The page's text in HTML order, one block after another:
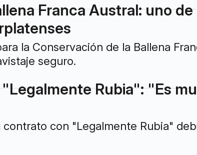
Franca Austral: uno
la Conservación de la Ballena
seguro.
Rubia": "Es
con "Legalmente Rubia"